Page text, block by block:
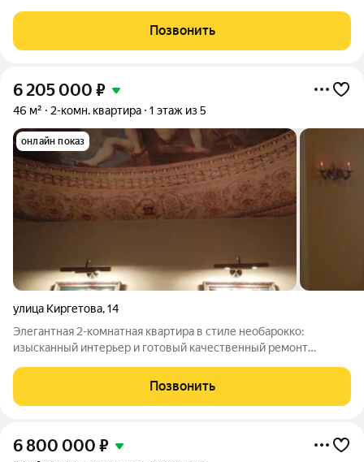
обустроить и спальню, и гостиную, или выделить отдельное
пространство для
Позвонить
6 205 000 ₽
46 м² 2-комн. квартира 1 этаж из 5
онлайн показ
улица Киргетова,14
Элегантная 2-комнатная квартира в стиле необарокко:
изысканный интерьер и готовый качественный ремонт
классической эстетики, гармонии и утонченного интерьерного
стиля. Эта уютная двухкомнатная квартира
Позвонить
6 800 000 ₽